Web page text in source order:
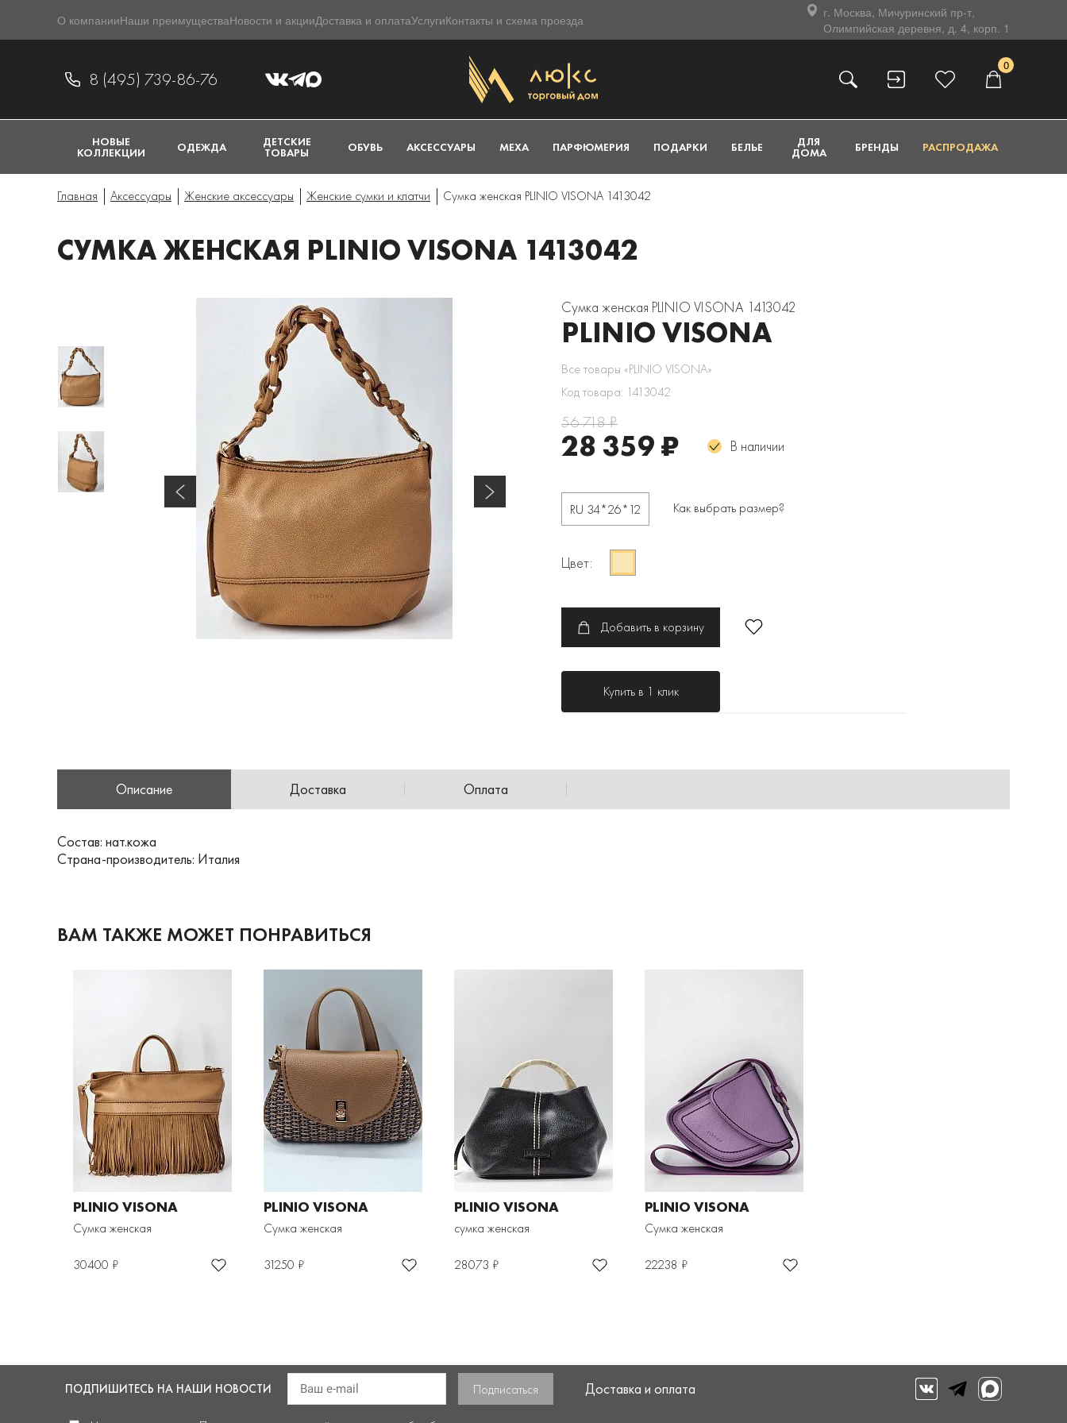
О компанииНаши преимуществаНовости и акцииДоставка и оплатаУслугиКонтакты и схема проезда
г. Москва, Мичуринский пр-т,
Олимпийская деревня, д. 4, корп. 1
8 (495) 739-86-76
0
НОВЫЕ
КОЛЛЕКЦИИ ОДЕЖДА ДЕТСКИЕ
ТОВАРЫ ОБУВЬ АКСЕССУАРЫ МЕХА ПАРФЮМЕРИЯ ПОДАРКИ БЕЛЬЕ ДЛЯ
ДОМА БРЕНДЫ РАСПРОДАЖА
Главная Аксессуары Женские аксессуары Женские сумки и клатчи Сумка женская PLINIO VISONA 1413042
СУМКА ЖЕНСКАЯ PLINIO VISONA 1413042
Сумка женская PLINIO VISONA 1413042
PLINIO VISONA
Все товары «PLINIO VISONA»
Код товара: 1413042
56 718 ₽
28 359 ₽ В наличии
RU 34*26*12 Как выбрать размер?
Цвет:
Добавить в корзину
Купить в 1 клик
Описание Доставка Оплата
Состав: нат.кожа
Страна-производитель: Италия
ВАМ ТАКЖЕ МОЖЕТ ПОНРАВИТЬСЯ
PLINIO VISONA
Сумка женская
30400 ₽
PLINIO VISONA
Сумка женская
31250 ₽
PLINIO VISONA
сумка женская
28073 ₽
PLINIO VISONA
Сумка женская
22238 ₽
ПОДПИШИТЕСЬ НА НАШИ НОВОСТИ Доставка и оплата